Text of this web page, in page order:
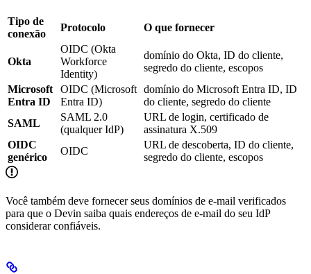
Tipo de
conexão
Protocolo O que fornecer
Okta
OIDC (Okta
Workforce
Identity)
domínio do Okta, ID do cliente,
segredo do cliente, escopos
Microsoft
Entra ID
OIDC (Microsoft
Entra ID)
domínio do Microsoft Entra ID, ID
do cliente, segredo do cliente
SAML
SAML 2.0
(qualquer IdP)
URL de login, certificado de
assinatura X.509
OIDC
genérico
OIDC
URL de descoberta, ID do cliente,
segredo do cliente, escopos
Você também deve fornecer seus domínios de e-mail verificados
para que o Devin saiba quais endereços de e-mail do seu IdP
considerar confiáveis.